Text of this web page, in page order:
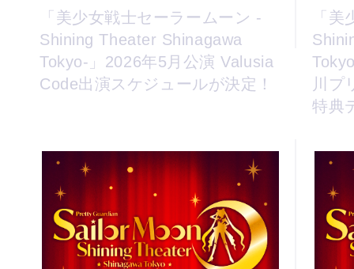
「美少女戦士セーラームーン -
Shining Theater Shinagawa
Tokyo-」2026年5月公演 Valusia
Code出演スケジュールが決定！
「
川プ
特典